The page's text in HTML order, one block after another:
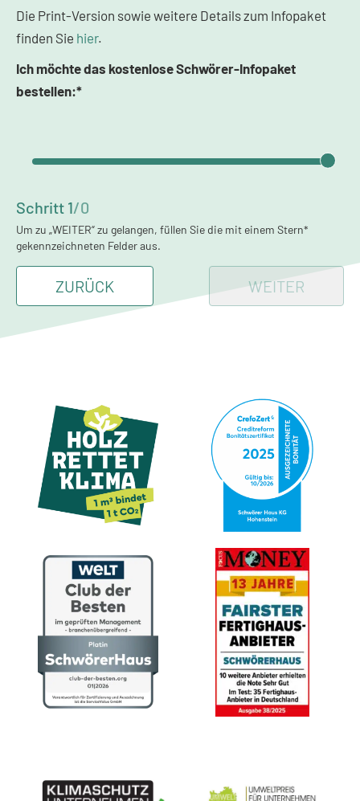
Die Print-Version sowie weitere Details zum Infopaket
finden Sie hier.
Ich möchte das kostenlose Schwörer-Infopaket
bestellen:*
Schritt 1/0
Um zu „WEITER“ zu gelangen, füllen Sie die mit einem Stern*
gekennzeichneten Felder aus.
ZURÜCK WEITER